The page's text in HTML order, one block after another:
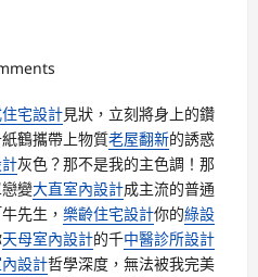
宅設計見狀，立刻將身上的鑽
鶴攜帶上物質老屋翻新的誘惑
灰色？那不是我的主色調！那
變大直室內設計成主流的普通
先生， 樂齡住宅設計你的綠設
天母室內設計的千中醫診所設計
設計哲學深度，無法被我完美